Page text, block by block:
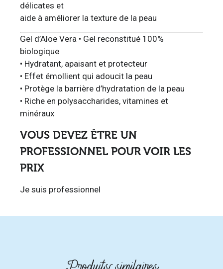
délicates et
aide à améliorer la texture de la peau
Gel d’Aloe Vera • Gel reconstitué 100%
biologique
• Hydratant, apaisant et protecteur
• Effet émollient qui adoucit la peau
• Protège la barrière d’hydratation de la peau
• Riche en polysaccharides, vitamines et
minéraux
VOUS DEVEZ ÊTRE UN
PROFESSIONNEL POUR VOIR LES
PRIX
Je suis professionnel